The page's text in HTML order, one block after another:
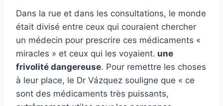
Dans la rue et dans les consultations, le monde
était divisé entre ceux qui couraient chercher
un médecin pour prescrire ces médicaments «
miracles » et ceux qui les voyaient. une
frivolité dangereuse. Pour remettre les choses
à leur place, le Dr Vázquez souligne que « ce
sont des médicaments très puissants,